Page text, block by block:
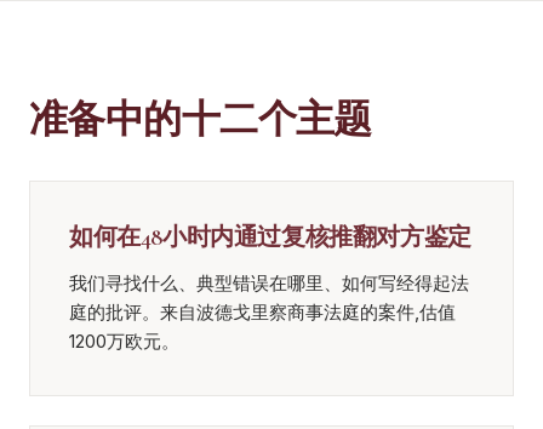
准备中的十二个主题
如何在48小时内通过复核推翻对方鉴定
我们寻找什么、典型错误在哪里、如何写经得起法
庭的批评。来自波德戈里察商事法庭的案件,估值
1200万欧元。